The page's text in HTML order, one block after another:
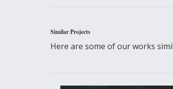
Similar Projects
Here are some of our works